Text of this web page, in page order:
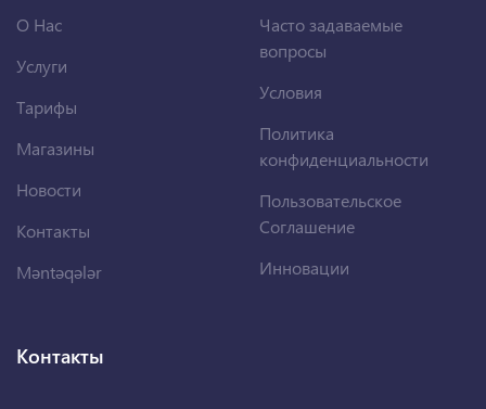
О Нас
Услуги
Тарифы
Магазины
Новости
Контакты
Məntəqələr
Часто задаваемые
вопросы
Условия
Политика
конфиденциальности
Пользовательское
Соглашение
Инновации
Контакты